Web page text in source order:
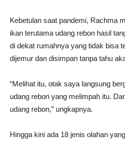
Kebetulan saat pandemi, Rachma
ikan terutama udang rebon hasil
di dekat rumahnya yang tidak bisa
dijemur dan disimpan tanpa tahu
“Melihat itu, otak saya langsung
udang rebon yang melimpah itu.
udang rebon,” ungkapnya.
Hingga kini ada 18 jenis olahan